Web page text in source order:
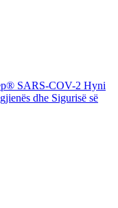
SARS-COV-2 Hyni
dhe Sigurisë së